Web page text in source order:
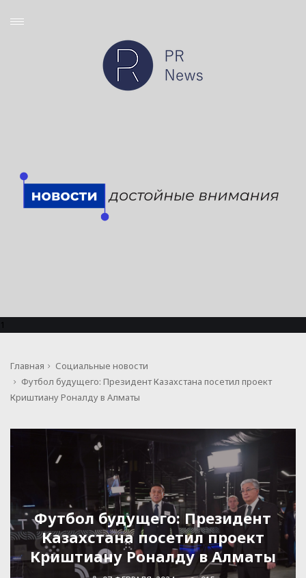
1
Главная
Социальные новости
Футбол будущего: Президент Казахстана посетил проект
Криштиану Роналду в Алматы
Футбол будущего: Президент
Казахстана посетил проект
Криштиану Роналду в Алматы